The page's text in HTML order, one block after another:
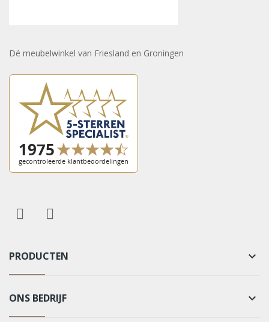
Dé meubelwinkel van Friesland en Groningen
PRODUCTEN keyboard_arrow_down
ONS BEDRIJF keyboard_arrow_down